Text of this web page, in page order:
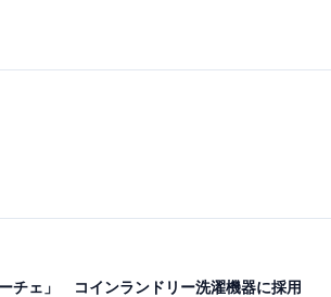
チェ」 コインランドリー洗濯機器に採用